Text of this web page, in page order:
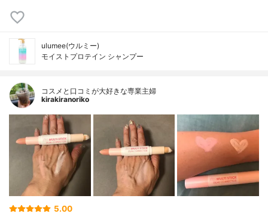
ulumee(ウルミー)
モイストプロテイン シャンプー
コスメと口コミが大好きな専業主婦
kirakiranoriko
5.00